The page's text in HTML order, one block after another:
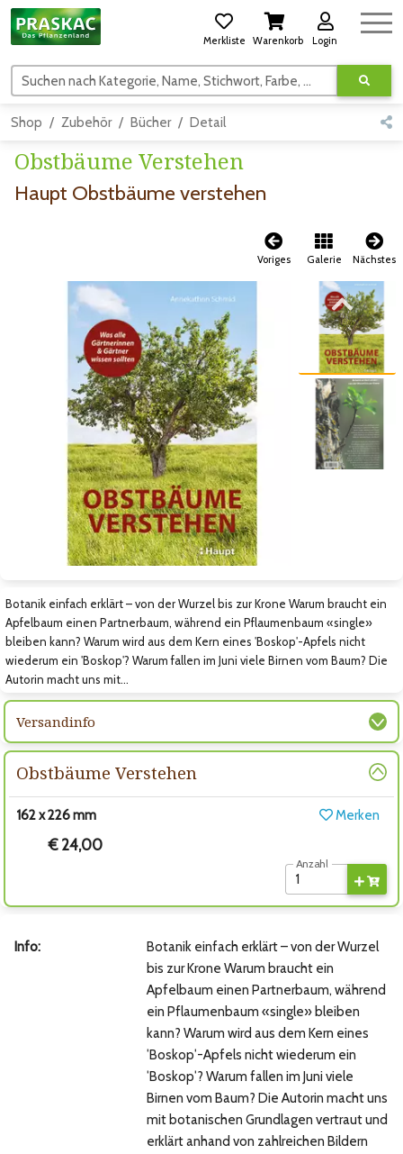
Merkliste Warenkorb Login
Suchen nach Kategorie, Name, Stichwort, Farbe, usw.
Shop Zubehör Bücher Detail
Obstbäume Verstehen
Haupt Obstbäume verstehen
Voriges Galerie Nächstes
Zum vorigen Bild Zum nächsten Bild
Zum vorigen Bild
Zum nächsten Bild
Botanik einfach erklärt – von der Wurzel bis zur Krone Warum braucht ein
Apfelbaum einen Partnerbaum, während ein Pflaumenbaum «single»
bleiben kann? Warum wird aus dem Kern eines ˈBoskopˈ-Apfels nicht
wiederum ein ˈBoskopˈ? Warum fallen im Juni viele Birnen vom Baum? Die
Autorin macht uns mit…
Versandinfo
Obstbäume Verstehen
162 x 226 mm Merken
€ 24,00
Anzahl
Info:
Botanik einfach erklärt – von der Wurzel
bis zur Krone Warum braucht ein
Apfelbaum einen Partnerbaum, während
ein Pflaumenbaum «single» bleiben
kann? Warum wird aus dem Kern eines
ˈBoskopˈ-Apfels nicht wiederum ein
ˈBoskopˈ? Warum fallen im Juni viele
Birnen vom Baum? Die Autorin macht uns
mit botanischen Grundlagen vertraut und
erklärt anhand von zahlreichen Bildern